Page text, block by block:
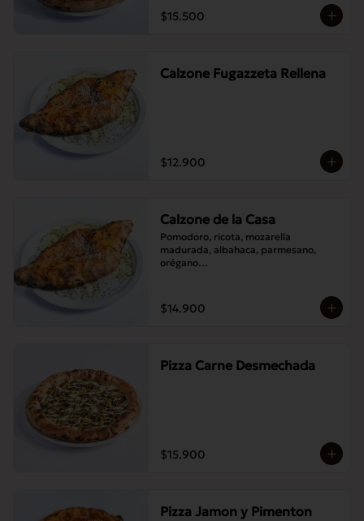
$15.500
Calzone Fugazzeta Rellena
$12.900
Calzone de la Casa
Pomodoro, ricota, mozarella
madurada, albahaca, parmesano,
orégano
Champignones asados,
Berenjenas asadas.
$14.900
Pizza Carne Desmechada
$15.900
Pizza Jamon y Pimenton